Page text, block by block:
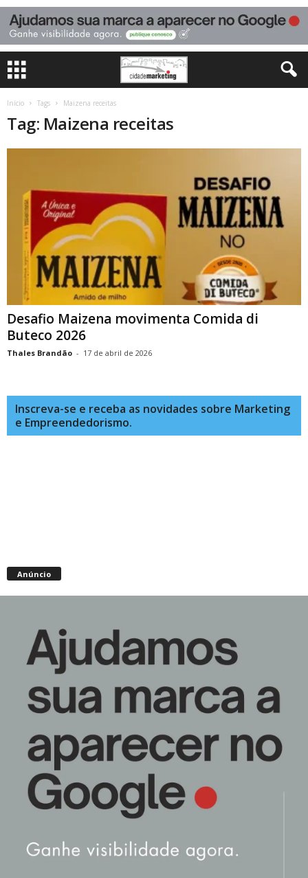
Início Tags Maizena receitas
Tag: Maizena receitas
Desafio Maizena movimenta Comida di
Buteco 2026
Thales Brandão - 17 de abril de 2026
Inscreva-se e receba as novidades sobre Marketing
e Empreendedorismo.
Anúncio